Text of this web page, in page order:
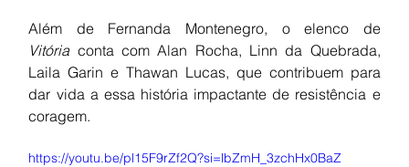
Além de Fernanda Montenegro, o elenco de
Vitória conta com Alan Rocha, Linn da Quebrada,
Laila Garin e Thawan Lucas, que contribuem para
dar vida a essa história impactante de resistência e
coragem.
https://youtu.be/pl15F9rZf2Q?si=lbZmH_3zchHx0BaZ